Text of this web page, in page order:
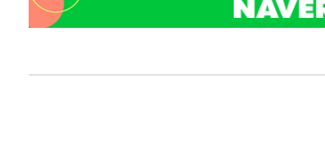
1시간 전 >
남자 농구, 나고야 아시안게임서 '홈팀' 일본